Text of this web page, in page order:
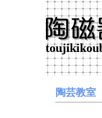
陶芸教室